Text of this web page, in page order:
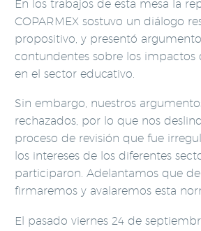
En los trabajos de esta mesa la
COPARMEX sostuvo un diálogo
propositivo, y presentó
contundentes sobre los impactos
en el sector educativo.
Sin embargo, nuestros
rechazados, por lo que nos
proceso de revisión que fue
los intereses de los diferentes
participaron. Adelantamos que
firmaremos y avalaremos esta
El pasado viernes 24 de